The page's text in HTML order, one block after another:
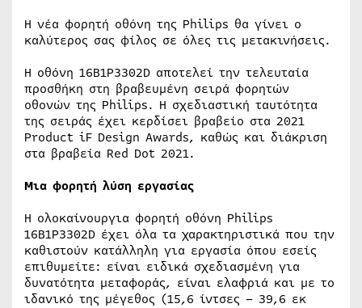
Η νέα φορητή οθόνη της Philips θα γίνει ο
καλύτερος σας φίλος σε όλες τις μετακινήσεις.
Η οθόνη 16B1P3302D αποτελεί την τελευταία
προσθήκη στη βραβευμένη σειρά φορητών
οθονών της Philips. Η σχεδιαστική ταυτότητα
της σειράς έχει κερδίσει βραβείο στα 2021
Product iF Design Awards, καθώς και διάκριση
στα βραβεία Red Dot 2021.
Μια φορητή λύση εργασίας
Η ολοκαίνουργια φορητή οθόνη Philips
16B1P3302D έχει όλα τα χαρακτηριστικά που την
καθιστούν κατάλληλη για εργασία όπου εσείς
επιθυμείτε: είναι ειδικά σχεδιασμένη για
δυνατότητα μεταφοράς, είναι ελαφριά και με το
ιδανικό της μέγεθος (15,6 ίντσες – 39,6 εκ